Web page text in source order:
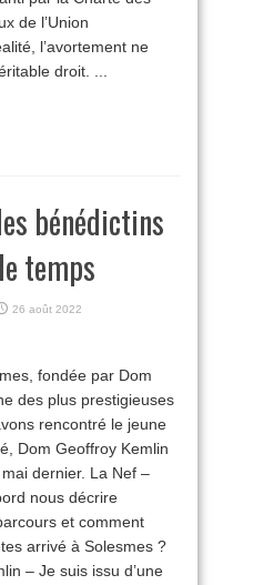
de l’Union
l’avortement ne
droit. ...
bénédictins
temps
26 août 2022
temps
fondée par Dom
des plus prestigieuses
rencontré le jeune
Dom Geoffroy Kemlin
dernier. La Nef –
nous décrire
et comment
arrivé à Solesmes ?
– Je suis issu d’une